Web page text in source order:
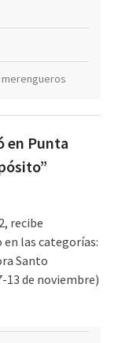
merengueros
en Punta
recibe
las categorías:
Santo
13 de noviembre)